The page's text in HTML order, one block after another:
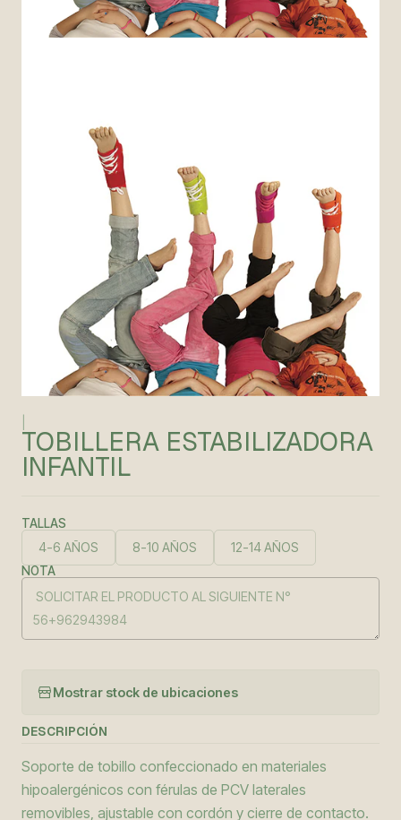
TOBILLERA ESTABILIZADORA
INFANTIL
TALLAS
4-6 AÑOS 8-10 AÑOS 12-14 AÑOS
NOTA
Mostrar stock de ubicaciones
DESCRIPCIÓN
Soporte de tobillo confeccionado en materiales
hipoalergénicos con férulas de PCV laterales
removibles, ajustable con cordón y cierre de contacto.